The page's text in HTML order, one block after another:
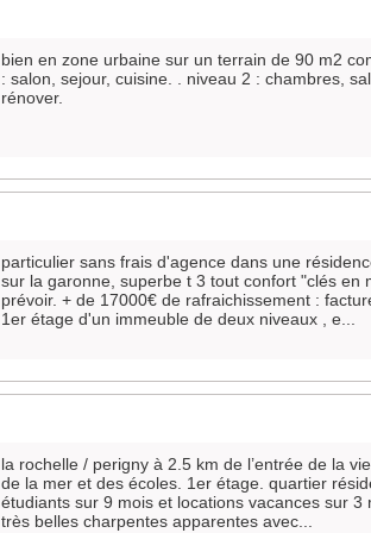
bien en zone urbaine sur un terrain de 90 m2
: salon, sejour, cuisine. . niveau 2 : chambres,
rénover.
particulier sans frais d'agence dans une
sur la garonne, superbe t 3 tout confort "clés en
prévoir. + de 17000€ de rafraichissement :
1er étage d'un immeuble de deux niveaux , e...
la rochelle / perigny à 2.5 km de l’entrée de la
de la mer et des écoles. 1er étage. quartier
étudiants sur 9 mois et locations vacances sur 3
très belles charpentes apparentes avec...